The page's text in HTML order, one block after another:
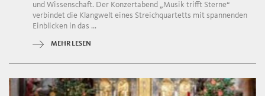
und Wissenschaft. Der Konzertabend „Musik trifft Sterne“
verbindet die Klangwelt eines Streichquartetts mit spannenden
Einblicken in das ...
MEHR LESEN